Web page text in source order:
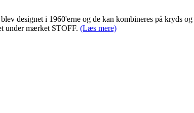
designet i 1960'erne og de kan kombineres på kryds
under mærket STOFF. (Læs mere)